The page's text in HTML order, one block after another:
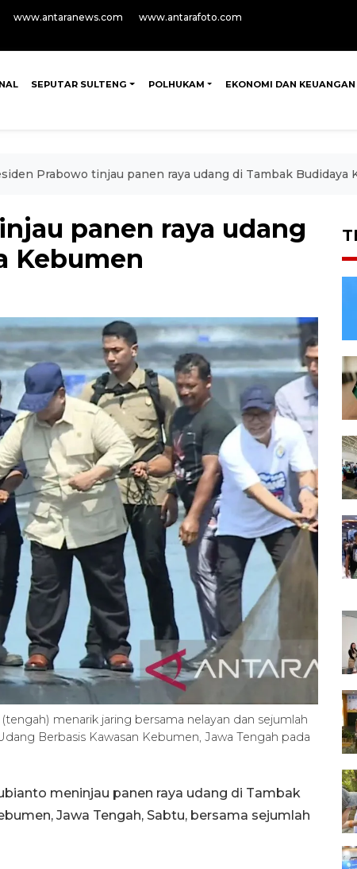
www.antaranews.com
www.antarafoto.com
SEPUTAR SULTENG POLHUKAM EKONOMI DAN KEUANGAN
Prabowo tinjau panen raya udang di Tambak Budidaya
panen raya udang
Kebumen
menarik jaring bersama nelayan dan sejumlah
Berbasis Kawasan Kebumen, Jawa Tengah pada
meninjau panen raya udang di Tambak
Jawa Tengah, Sabtu, bersama sejumlah